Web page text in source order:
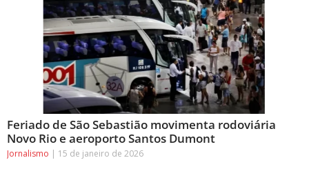
Feriado de São Sebastião movimenta rodoviária
Novo Rio e aeroporto Santos Dumont
Jornalismo 15 de janeiro de 2026